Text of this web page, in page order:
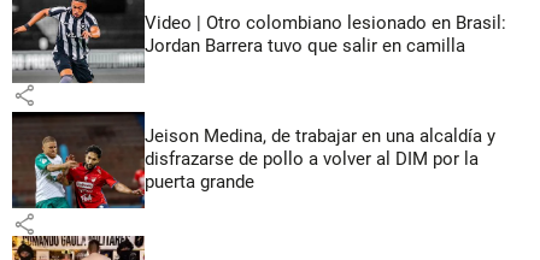
Video | Otro colombiano lesionado en Brasil:
Jordan Barrera tuvo que salir en camilla
share
Jeison Medina, de trabajar en una alcaldía y
disfrazarse de pollo a volver al DIM por la
puerta grande
share